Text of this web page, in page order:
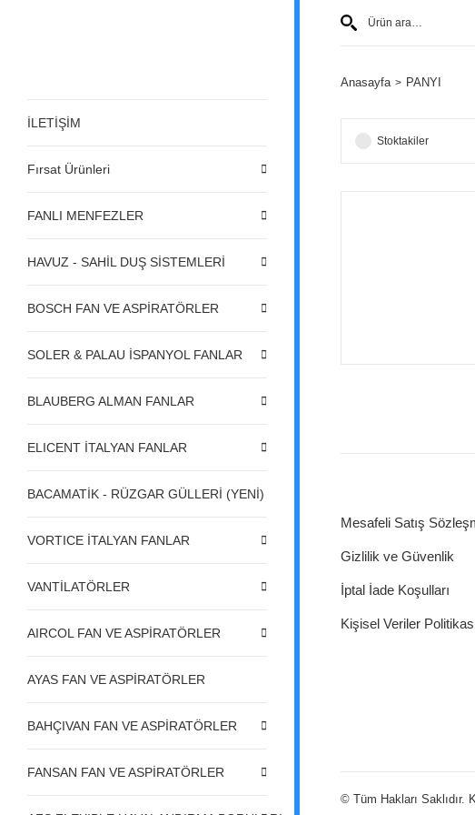
İLETİŞİM
Fırsat Ürünleri
FANLI MENFEZLER
HAVUZ - SAHİL DUŞ SİSTEMLERİ
BOSCH FAN VE ASPİRATÖRLER
SOLER & PALAU İSPANYOL FANLAR
BLAUBERG ALMAN FANLAR
ELICENT İTALYAN FANLAR
BACAMATİK - RÜZGAR GÜLLERİ (YENİ)
VORTICE İTALYAN FANLAR
VANTİLATÖRLER
AIRCOL FAN VE ASPİRATÖRLER
AYAS FAN VE ASPİRATÖRLER
BAHÇIVAN FAN VE ASPİRATÖRLER
FANSAN FAN VE ASPİRATÖRLER
Anasayfa PANYI
Stoktakiler
Mesafeli Satış
Gizlilik ve Güvenlik
İptal İade Koşulları
Kişisel Veriler
© Tüm Hakları Saklıdır.